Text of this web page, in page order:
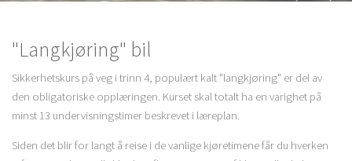
"Langkjøring" bil
Sikkerhetskurs på veg i trinn 4, populært kalt "langkjøring" er del av
den obligatoriske opplæringen. Kurset skal totalt ha en varighet på
minst 13 undervisningstimer beskrevet i læreplan.
Siden det blir for langt å reise i de vanlige kjøretimene får du hverken